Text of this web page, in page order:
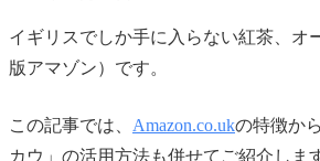
イギリスでしか手に入らない紅茶、オ
版アマゾン）です。
この記事では、 Amazon.co.ukの特徴か
カウ」の活用方法も併せてご紹介しま